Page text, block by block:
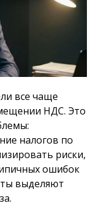
все чаще
НДС. Это
налогов по
риски,
ошибок
выделяют